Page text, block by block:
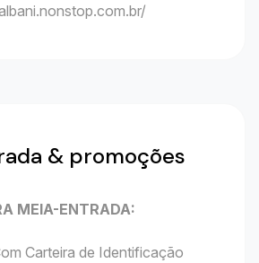
& promoções
MEIA-ENTRADA:
Carteira de Identificação